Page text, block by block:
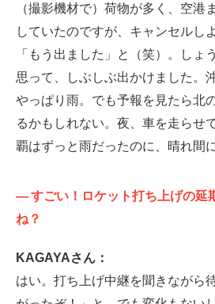
（撮影機材で）荷物が多く、空港
していたのですが、キャンセルし
「もう出ました」と（笑）。しょ
思って、しぶしぶ出かけました。
やっぱり雨。でも予報を見たら北
るかもしれない。夜、車を走らせ
覇はずっと雨だったのに、晴れ間
—すごい！ロケット打ち上げの延
ね？
KAGAYAさん：
はい。打ち上げ中継を聞きながら